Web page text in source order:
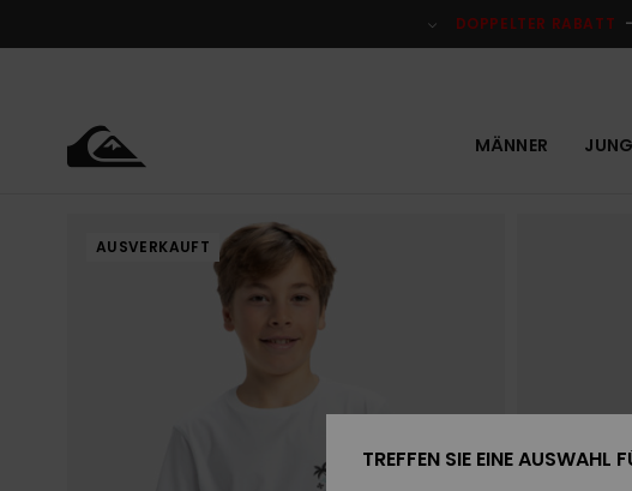
DOPPELTER RABATT
MÄNNER
AUSVERKAUFT
TREFFEN SIE EINE AUSWAHL